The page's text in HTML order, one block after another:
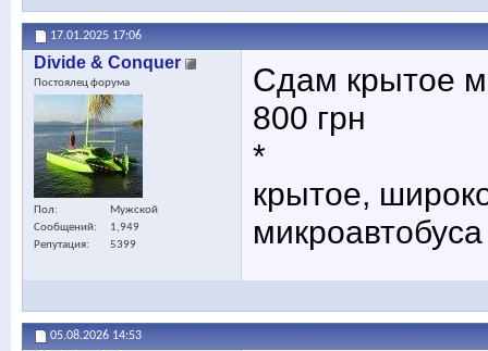
17.01.2025 17:06
Divide & Conquer
Постоялец форума
Пол
Мужской
Сообщений
1,949
Репутация
5399
Сдам крытое
800 грн
*
крытое,
микроавтобуса
05.08.2026 14:53